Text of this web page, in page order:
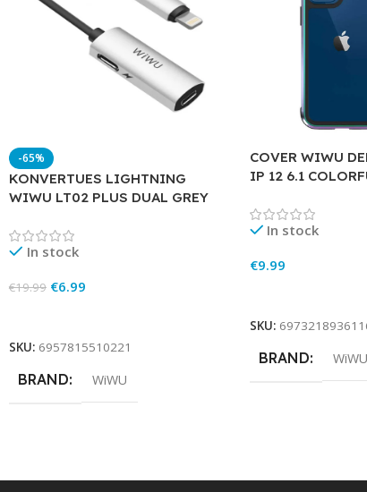
-65%
KONVERTUES LIGHTNING
WIWU LT02 PLUS DUAL GREY
In stock
€19.99 €6.99
SKU: 6957815510221
BRAND WiWU
COVER WIWU
IP 12 6.1
In stock
€9.99
SKU:
BRAND WiWU